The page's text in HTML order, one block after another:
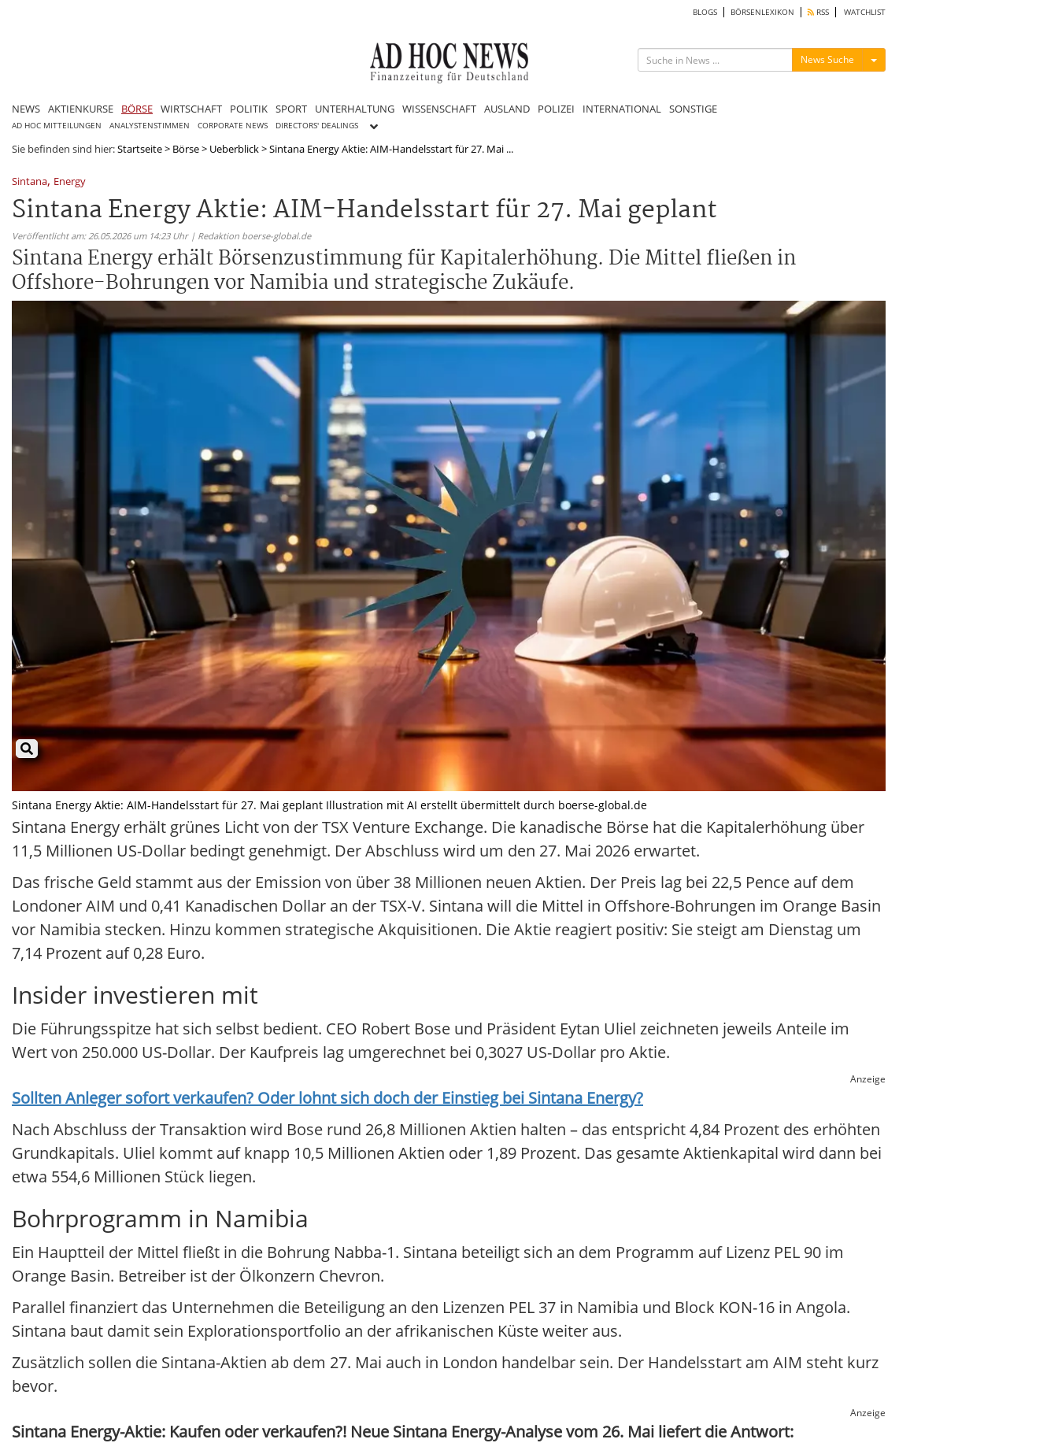
BLOGS BÖRSENLEXIKON RSS WATCHLIST
News Suche Menü ein-/ausblenden
NEWS AKTIENKURSE BÖRSE WIRTSCHAFT POLITIK SPORT UNTERHALTUNG WISSENSCHAFT AUSLAND POLIZEI INTERNATIONAL SONSTIGE
AD HOC MITTEILUNGEN ANALYSTENSTIMMEN CORPORATE NEWS DIRECTORS' DEALINGS
Sie befinden sind hier:Startseite> Börse> Ueberblick>Sintana Energy Aktie: AIM-Handelsstart für 27. Mai ...
Sintana, Energy
Sintana Energy Aktie: AIM-Handelsstart für 27. Mai geplant
Veröffentlicht am: 26.05.2026 um 14:23 Uhr | Redaktion boerse-global.de
Sintana Energy erhält Börsenzustimmung für Kapitalerhöhung. Die Mittel fließen in
Offshore-Bohrungen vor Namibia und strategische Zukäufe.
Sintana Energy Aktie: AIM-Handelsstart für 27. Mai geplant Illustration mit AI erstellt übermittelt durch boerse-global.de
Sintana Energy erhält grünes Licht von der TSX Venture Exchange. Die kanadische Börse hat die Kapitalerhöhung über
11,5 Millionen US-Dollar bedingt genehmigt. Der Abschluss wird um den 27. Mai 2026 erwartet.
Das frische Geld stammt aus der Emission von über 38 Millionen neuen Aktien. Der Preis lag bei 22,5 Pence auf dem
Londoner AIM und 0,41 Kanadischen Dollar an der TSX-V. Sintana will die Mittel in Offshore-Bohrungen im Orange Basin
vor Namibia stecken. Hinzu kommen strategische Akquisitionen. Die Aktie reagiert positiv: Sie steigt am Dienstag um
7,14 Prozent auf 0,28 Euro.
Insider investieren mit
Die Führungsspitze hat sich selbst bedient. CEO Robert Bose und Präsident Eytan Uliel zeichneten jeweils Anteile im
Wert von 250.000 US-Dollar. Der Kaufpreis lag umgerechnet bei 0,3027 US-Dollar pro Aktie.
Anzeige
Sollten Anleger sofort verkaufen? Oder lohnt sich doch der Einstieg bei Sintana Energy?
Nach Abschluss der Transaktion wird Bose rund 26,8 Millionen Aktien halten – das entspricht 4,84 Prozent des erhöhten
Grundkapitals. Uliel kommt auf knapp 10,5 Millionen Aktien oder 1,89 Prozent. Das gesamte Aktienkapital wird dann bei
etwa 554,6 Millionen Stück liegen.
Bohrprogramm in Namibia
Ein Hauptteil der Mittel fließt in die Bohrung Nabba-1. Sintana beteiligt sich an dem Programm auf Lizenz PEL 90 im
Orange Basin. Betreiber ist der Ölkonzern Chevron.
Parallel finanziert das Unternehmen die Beteiligung an den Lizenzen PEL 37 in Namibia und Block KON-16 in Angola.
Sintana baut damit sein Explorationsportfolio an der afrikanischen Küste weiter aus.
Zusätzlich sollen die Sintana-Aktien ab dem 27. Mai auch in London handelbar sein. Der Handelsstart am AIM steht kurz
bevor.
Anzeige
Sintana Energy-Aktie: Kaufen oder verkaufen?! Neue Sintana Energy-Analyse vom 26. Mai liefert die Antwort: